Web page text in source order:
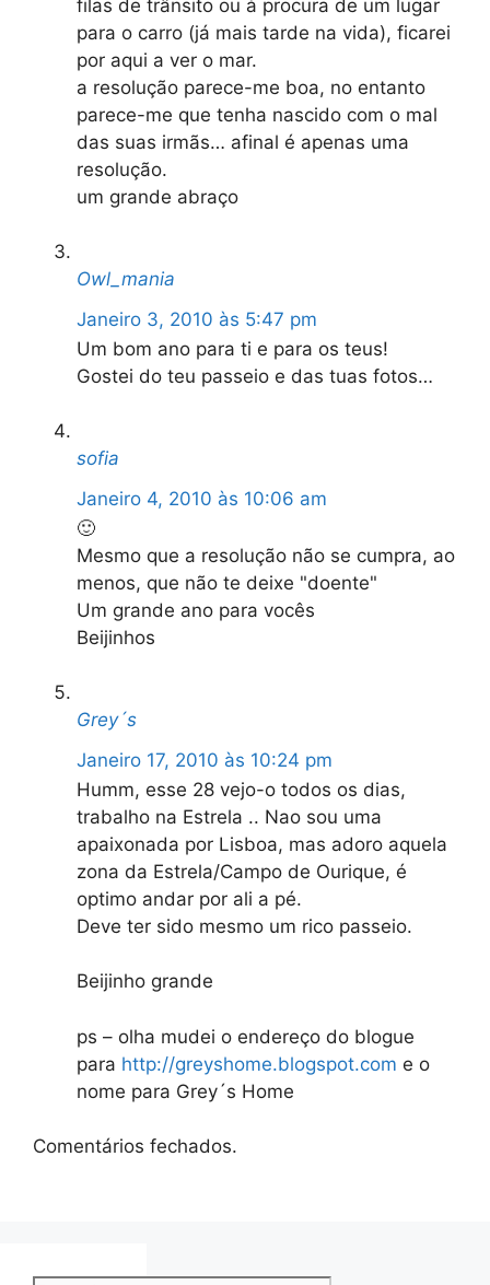
filas de trânsito ou à procura de um lugar
para o carro (já mais tarde na vida), ficarei
por aqui a ver o mar.
a resolução parece-me boa, no entanto
parece-me que tenha nascido com o mal
das suas irmãs… afinal é apenas uma
resolução.
um grande abraço
Owl_mania
Janeiro 3, 2010 às 5:47 pm
Um bom ano para ti e para os teus!
Gostei do teu passeio e das tuas fotos…
sofia
Janeiro 4, 2010 às 10:06 am
🙂
Mesmo que a resolução não se cumpra, ao
menos, que não te deixe "doente"
Um grande ano para vocês
Beijinhos
Grey´s
Janeiro 17, 2010 às 10:24 pm
Humm, esse 28 vejo-o todos os dias,
trabalho na Estrela .. Nao sou uma
apaixonada por Lisboa, mas adoro aquela
zona da Estrela/Campo de Ourique, é
optimo andar por ali a pé.
Deve ter sido mesmo um rico passeio.
Beijinho grande
ps – olha mudei o endereço do blogue
para http://greyshome.blogspot.com e o
nome para Grey´s Home
Comentários fechados.